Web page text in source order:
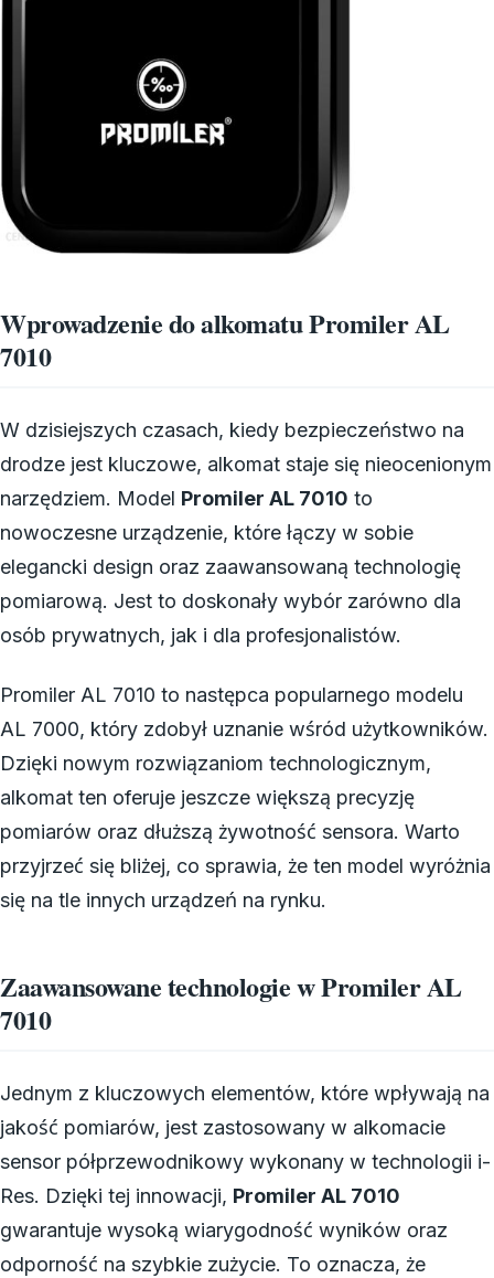
Wprowadzenie do alkomatu Promiler AL
7010
W dzisiejszych czasach, kiedy bezpieczeństwo na
drodze jest kluczowe, alkomat staje się nieocenionym
narzędziem. Model Promiler AL 7010 to
nowoczesne urządzenie, które łączy w sobie
elegancki design oraz zaawansowaną technologię
pomiarową. Jest to doskonały wybór zarówno dla
osób prywatnych, jak i dla profesjonalistów.
Promiler AL 7010 to następca popularnego modelu
AL 7000, który zdobył uznanie wśród użytkowników.
Dzięki nowym rozwiązaniom technologicznym,
alkomat ten oferuje jeszcze większą precyzję
pomiarów oraz dłuższą żywotność sensora. Warto
przyjrzeć się bliżej, co sprawia, że ten model wyróżnia
się na tle innych urządzeń na rynku.
Zaawansowane technologie w Promiler AL
7010
Jednym z kluczowych elementów, które wpływają na
jakość pomiarów, jest zastosowany w alkomacie
sensor półprzewodnikowy wykonany w technologii i-
Res. Dzięki tej innowacji, Promiler AL 7010
gwarantuje wysoką wiarygodność wyników oraz
odporność na szybkie zużycie. To oznacza, że